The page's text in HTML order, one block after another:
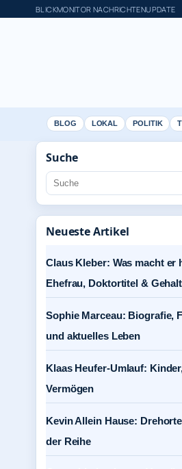
BLICKMONITOR NACHRICHTENUPDATE
BLOG LOKAL POLITIK
Suche
Neueste Artikel
Claus Kleber: Was macht er
Ehefrau, Doktortitel & Gehalt
Sophie Marceau: Biografie,
und aktuelles Leben
Klaas Heufer-Umlauf:
Vermögen
Kevin Allein Hause:
der Reihe